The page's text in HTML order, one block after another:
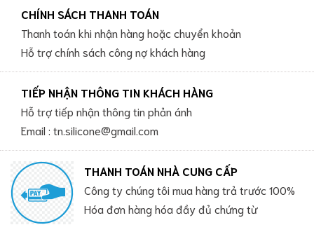
CHÍNH SÁCH THANH TOÁN
Thanh toán khi nhận hàng hoặc chuyển khoản
Hỗ trợ chính sách công nợ khách hàng
TIẾP NHẬN THÔNG TIN KHÁCH HÀNG
Hỗ trợ tiếp nhận thông tin phản ánh
Email : tn.silicone@gmail.com
THANH TOÁN NHÀ CUNG CẤP
Công ty chúng tôi mua hàng trả trước 100%
Hóa đơn hàng hóa đầy đủ chứng từ